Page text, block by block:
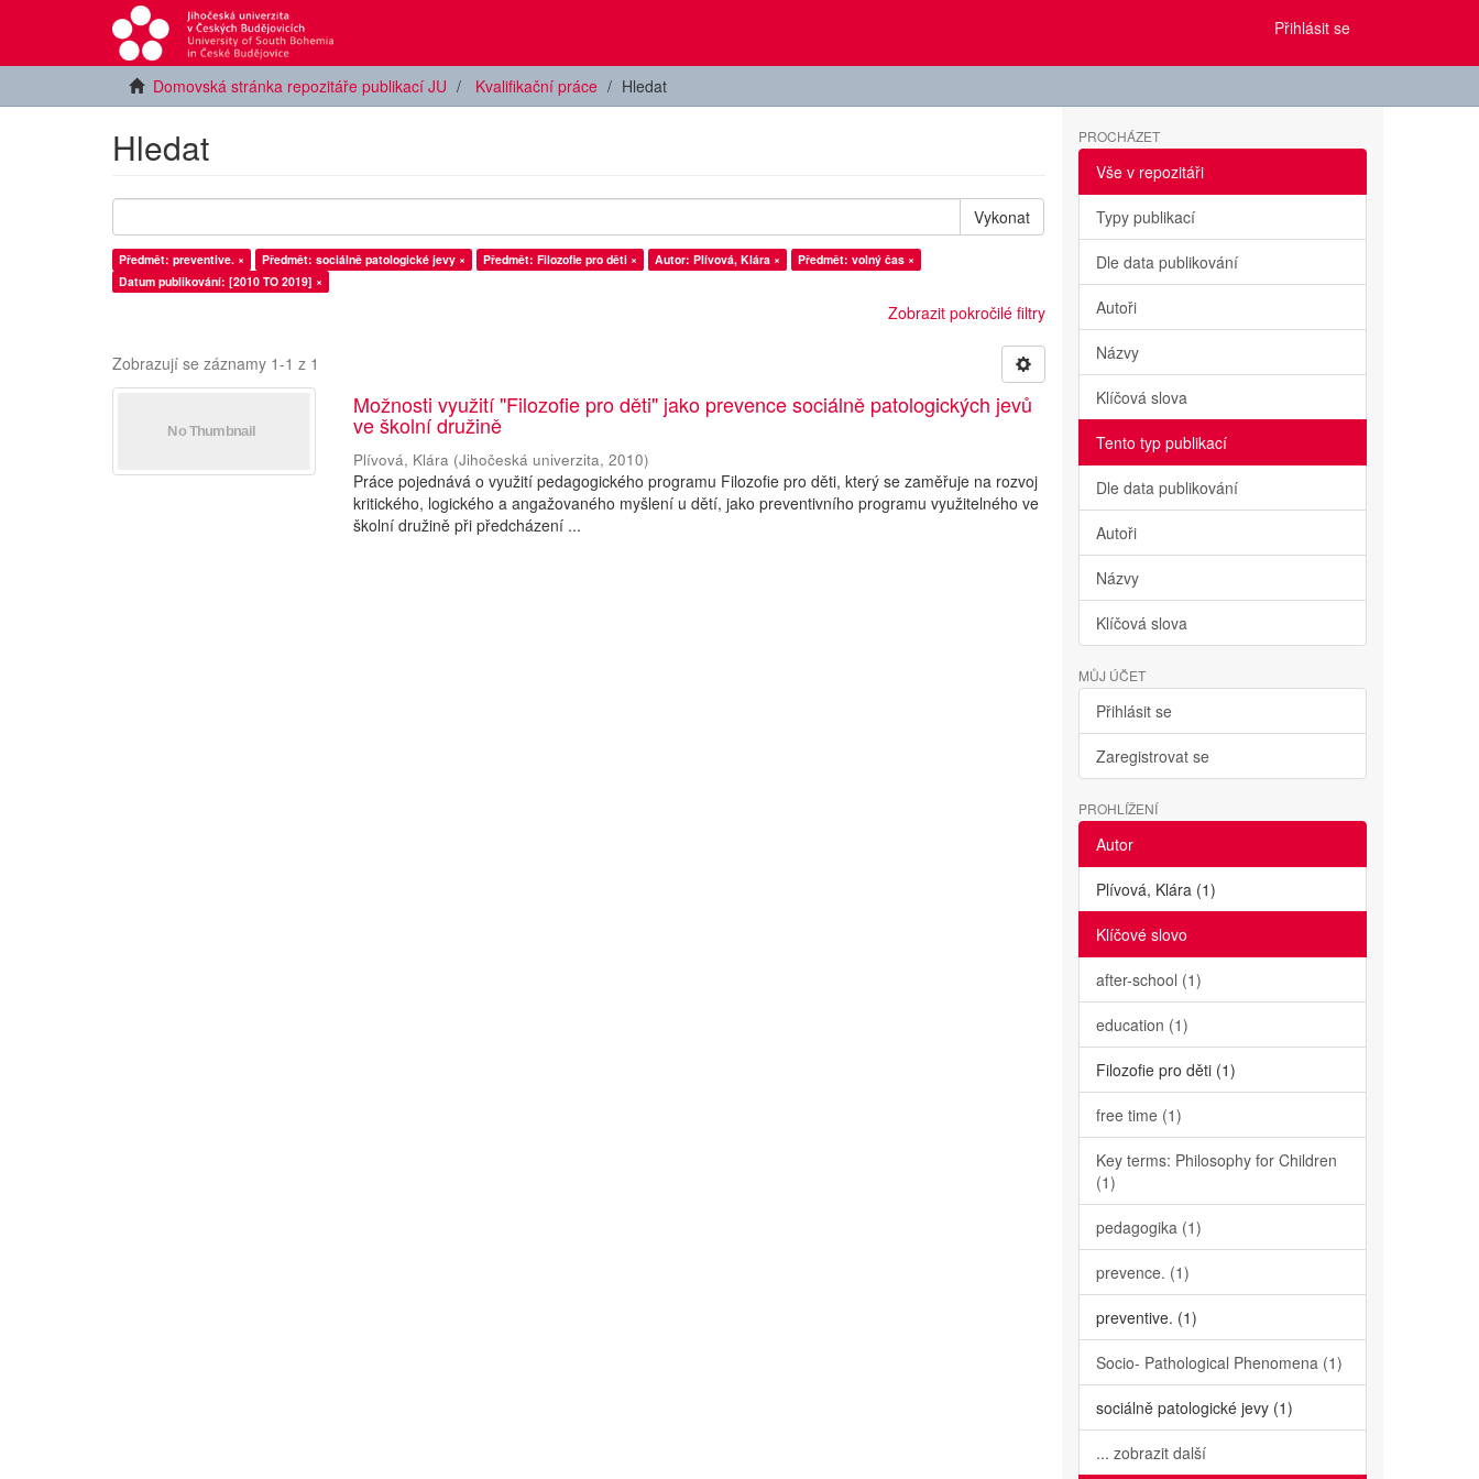
Přihlásit se
Domovská stránka repozitáře publikací JU Kvalifikační práce Hledat
Hledat
Vykonat
Předmět: preventive. × Předmět: sociálně patologické jevy × Předmět: Filozofie pro děti × Autor: Plívová, Klára ×
Předmět: volný čas ×
Datum publikování: [2010 TO 2019] ×
Zobrazit pokročilé filtry
Zobrazují se záznamy 1-1 z 1
Možnosti využití "Filozofie pro děti" jako prevence sociálně patologických jevů
ve školní družině
Plívová, Klára (Jihočeská univerzita,2010)
Práce pojednává o využití pedagogického programu Filozofie pro děti, který se zaměřuje na rozvoj
kritického, logického a angažovaného myšlení u dětí, jako preventivního programu využitelného ve
školní družině při předcházení ...
PROCHÁZET
Vše v repozitáři
Typy publikací
Dle data publikování
Autoři
Názvy
Klíčová slova
Tento typ publikací
Dle data publikování
Autoři
Názvy
Klíčová slova
MŮJ ÚČET
Přihlásit se
Zaregistrovat se
PROHLÍŽENÍ
Autor
Plívová, Klára (1)
Klíčové slovo
after-school (1)
education (1)
Filozofie pro děti (1)
free time (1)
Key terms: Philosophy for Children
(1)
pedagogika (1)
prevence. (1)
preventive. (1)
Socio- Pathological Phenomena (1)
sociálně patologické jevy (1)
... zobrazit další